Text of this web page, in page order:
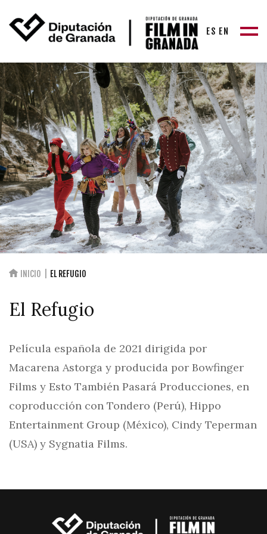
ES EN
INICIO EL REFUGIO
El Refugio
Película española de 2021 dirigida por
Macarena Astorga y producida por Bowfinger
Films y Esto También Pasará Producciones, en
coproducción con Tondero (Perú), Hippo
Entertainment Group (México), Cindy Teperman
(USA) y Sygnatia Films.